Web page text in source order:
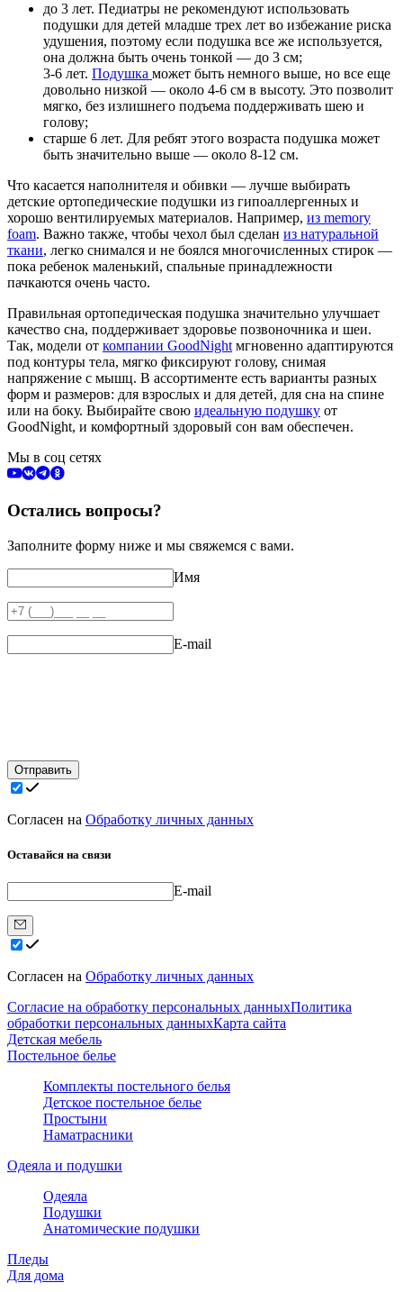
до 3 лет. Педиатры не рекомендуют использовать
подушки для детей младше трех лет во избежание риска
удушения, поэтому если подушка все же используется,
она должна быть очень тонкой — до 3 см;
3-6 лет. Подушка может быть немного выше, но все еще
довольно низкой — около 4-6 см в высоту. Это позволит
мягко, без излишнего подъема поддерживать шею и
голову;
старше 6 лет. Для ребят этого возраста подушка может
быть значительно выше — около 8-12 см.
Что касается наполнителя и обивки — лучше выбирать
детские ортопедические подушки из гипоаллергенных и
хорошо вентилируемых материалов. Например, из memory
foam. Важно также, чтобы чехол был сделан из натуральной
ткани, легко снимался и не боялся многочисленных стирок —
пока ребенок маленький, спальные принадлежности
пачкаются очень часто.
Правильная ортопедическая подушка значительно улучшает
качество сна, поддерживает здоровье позвоночника и шеи.
Так, модели от компании GoodNightмгновенно адаптируются
под контуры тела, мягко фиксируют голову, снимая
напряжение с мышц. В ассортименте есть варианты разных
форм и размеров: для взрослых и для детей, для сна на спине
или на боку. Выбирайте свою идеальную подушку от
GoodNight, и комфортный здоровый сон вам обеспечен.
Мы в соц сетях
Остались вопросы?
Заполните форму ниже и мы свяжемся с вами.
Имя
E-mail
Отправить
Согласен на Обработку личных данных
Оставайся на связи
E-mail
Согласен на Обработку личных данных
Согласие на обработку персональных данныхПолитика
обработки персональных данныхКарта сайта
Детская мебель
Постельное белье
Комплекты постельного белья
Детское постельное белье
Простыни
Наматрасники
Одеяла и подушки
Одеяла
Подушки
Анатомические подушки
Пледы
Для дома